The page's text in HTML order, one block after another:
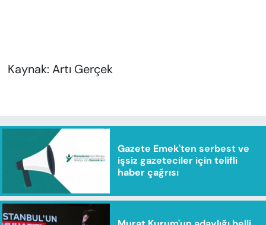
Kaynak: Artı Gerçek
Gazete Emek'ten serbest ve
işsiz gazeteciler için telifli
haber çağrısı